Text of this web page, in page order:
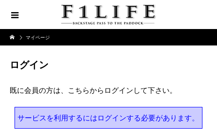
マイページ
ログイン
既に会員の方は、こちらからログインして下さい。
サービスを利用するにはログインする必要があります。